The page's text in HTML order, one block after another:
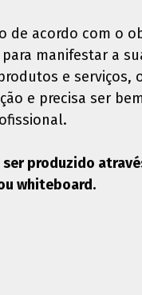
de acordo com o
manifestar a
e serviços,
e precisa ser
produzido
whiteboard.